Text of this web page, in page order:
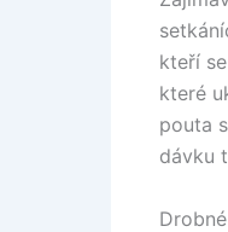
kteří
které
pouta
dávku